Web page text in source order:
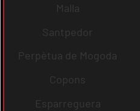
Malla
Santpedor
Perpètua de Mogoda
Copons
Esparreguera